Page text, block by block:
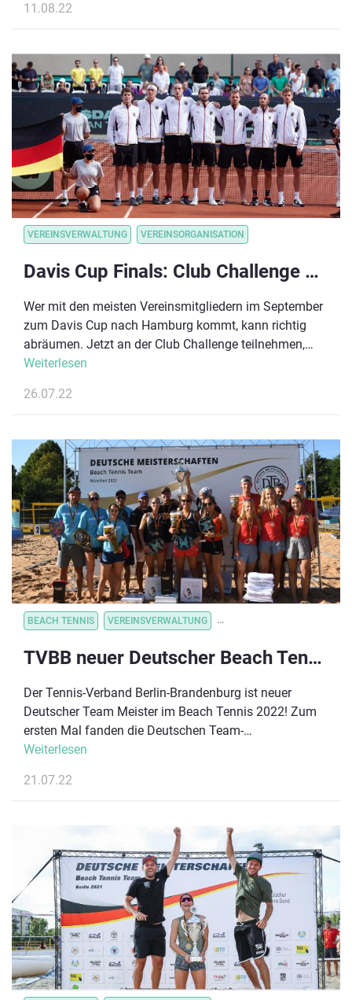
11.08.22
VEREINSVERWALTUNG VEREINSORGANISATION
Davis Cup Finals: Club Challenge 2022
Wer mit den meisten Vereinsmitgliedern im September
zum Davis Cup nach Hamburg kommt, kann richtig
abräumen. Jetzt an der Club Challenge teilnehmen,
Gratis-Tickets sichern und ein Showtraining mit
Weiterlesen
26.07.22
BEACH TENNIS VEREINSVERWALTUNG VEREINSORGANISATION
TVBB neuer Deutscher Beach Tennis Team Meister 2022
Der Tennis-Verband Berlin-Brandenburg ist neuer
Deutscher Team Meister im Beach Tennis 2022! Zum
ersten Mal fanden die Deutschen Team-
Meisterschaften der Verbände im Beach Tennis in der
sich auf der Beachanlage des Zentralen
junge Trendsportart im Sand.
Weiterlesen
21.07.22